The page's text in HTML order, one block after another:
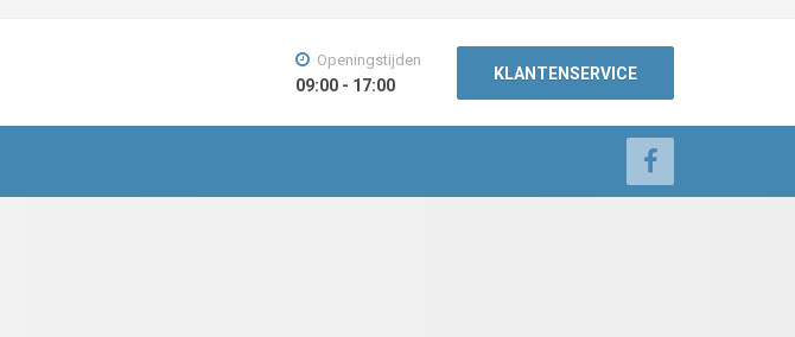
Openingstijden
09:00 - 17:00
KLANTENSERVICE